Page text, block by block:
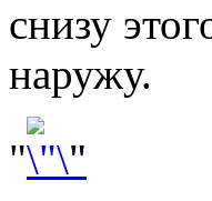
снизу
наружу.
"
"